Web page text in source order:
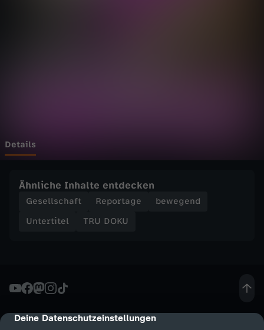
cmp-dialog-description
Deine Datenschutzeinstellungen
U
f
l
a
Details
Ähnliche Inhalte entdecken
Gesellschaft Reportage
bewegend
Untertitel
TRU DOKU